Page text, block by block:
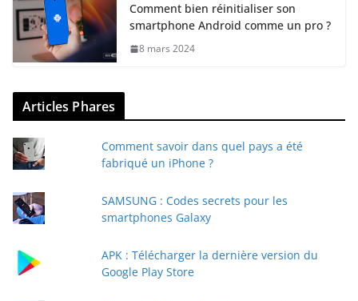
Comment bien réinitialiser son
smartphone Android comme un pro ?
8 mars 2024
Articles Phares
Comment savoir dans quel pays a été
fabriqué un iPhone ?
SAMSUNG : Codes secrets pour les
smartphones Galaxy
APK : Télécharger la dernière version du
Google Play Store